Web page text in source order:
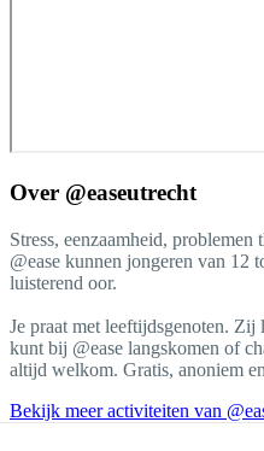
Over @easeutrecht
Stress, eenzaamheid,
@ease kunnen jongeren van 12
luisterend oor.
Je praat met leeftijdsgenoten. Zij
kunt bij @ease langskomen of
altijd welkom. Gratis, anoniem
Bekijk meer activiteiten van